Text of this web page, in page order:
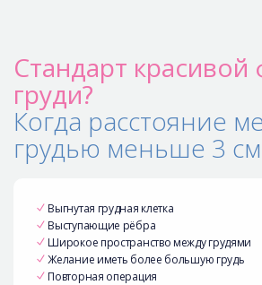
Стандарт
груди?
Когда расстояние
грудью меньше 3 см
Выгнутая грудная клетка
Выступающие рёбра
Широкое пространство между грудями
Желание иметь более большую грудь
Повторная операция